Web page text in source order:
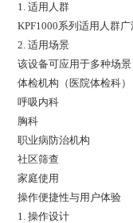
1. 适用人群
KPF1000系列适用人群
2. 适用场景
该设备可应用于多种场
体检机构（医院体检科）
呼吸内科
胸科
职业病防治机构
社区筛查
家庭使用
操作便捷性与用户体验
1. 操作设计